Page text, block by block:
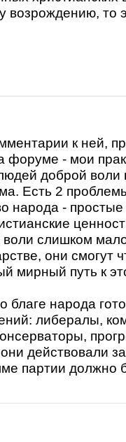
возрождению,
к ней,
форуме - мои
доброй воли
Есть 2
народа -
слишком
они смогут
мирный путь к
благе народа
либералы,
действовали
партии должно